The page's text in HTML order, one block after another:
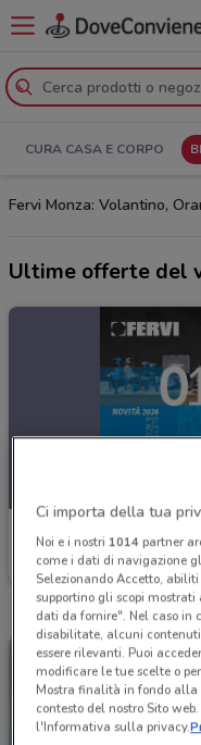
CURA CASA E CORPO
Fervi Monza: Volantino,
Ultime offerte del
Fervi
Scade il 31/12
Ci importa della tua
Noi e i nostri 1014partner
come i dati di navigazione
Selezionando Accetto,
supportino gli scopi
dati da fornire". Nel caso in
disabilitate, alcuni
essere rilevanti. Puoi
modificare le tue scelte o
Mostra finalità in fondo alla
contesto del nostro Sito
l'Informativa sulla privacy.